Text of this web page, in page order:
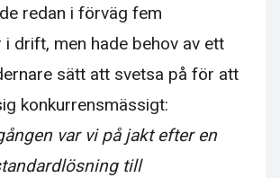
redan i förväg fem
drift, men hade behov av ett
sätt att svetsa på för att
konkurrensmässigt:
var vi på jakt efter en
till